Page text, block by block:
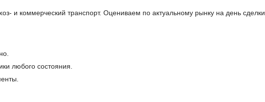
и коммерческий транспорт. Оцениваем по актуальному рынку на день сделки.
любого состояния.